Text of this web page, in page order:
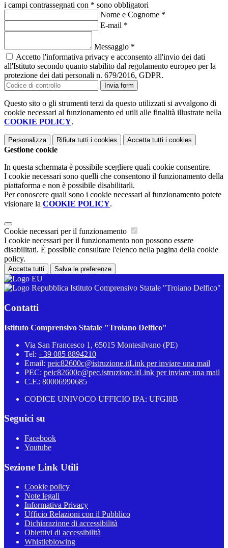
i campi contrassegnati con * sono obbligatori
Nome e Cognome *
E-mail *
Messaggio *
Accetto l'informativa privacy e acconsento all'invio dei dati
all'Istituto secondo quanto stabilito dal regolamento europeo per la
protezione dei dati personali n. 679/2016, GDPR.
Invia form
Questo sito o gli strumenti terzi da questo utilizzati si avvalgono di
cookie necessari al funzionamento ed utili alle finalità illustrate nella
COOKIE POLICY.
Personalizza Rifiuta tutti i cookies Accetta tutti i cookies
Gestione cookie
In questa schermata è possibile scegliere quali cookie consentire.
I cookie necessari sono quelli che consentono il funzionamento della
piattaforma e non è possibile disabilitarli.
Per conoscere quali sono i cookie necessari al funzionamento potete
visionare la COOKIE POLICY.
Cookie necessari per il funzionamento
I cookie necessari per il funzionamento non possono essere
disabilitati. È possibile consultare l'elenco nella pagina della cookie
policy.
Accetta tutti Salva le preferenze
Istituto Comprensivo Statale "Troiano Delfico"
Contatti
Istituto Comprensivo Statale "Troiano Delfico"
Via San Francesco 1, 65015 Montesilvano (PE)
Tel: +39 085 8894210
Email: peic82600c@istruzione.itLink per inviare una mail
PEC: peic82600c@pec.istruzione.itLink per inviare una mail
C.F.: 80006990685
CODICE UNIVOCO UFFICIO IPA: UFGI8B
Seguici su
Facebook
Youtube
Sezione Link Utili
Cookie policy
Note legali
Informativa Privacy
Ufficio Relazioni con il Pubblico
Dichiarazione di accessibilità
Obiettivi di accessibilità
Whistleblowing